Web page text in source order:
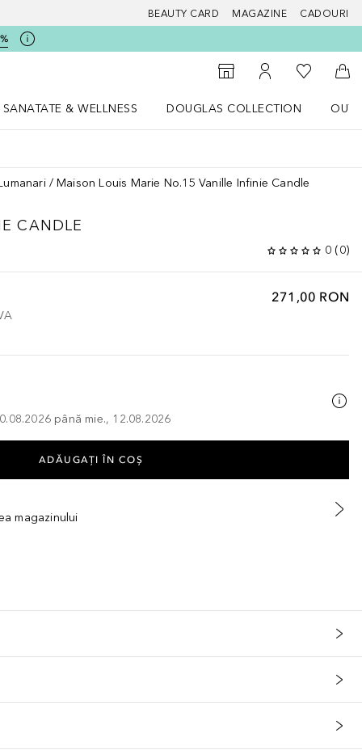
BEAUTY CARD MAGAZINE CADOURI
Către Găsire magazin
Către Contul meu
Către
SANATATE & WELLNESS
DOUGLAS COLLECTION
Maison Louis Marie No.15 Vanille Infinie Candle
CANDLE
0 (0)
271,00 RON
până mie., 12.08.2026
ADĂUGAȚI ÎN COŞ
magazinului